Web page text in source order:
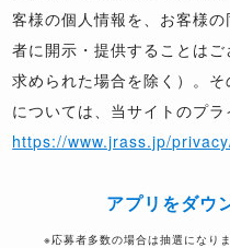
客様の個人情報を、お客様
者に開示・提供することは
求められた場合を除く）。
については、当サイトのプ
https://www.jrass.jp/
アプリをダウ
※応募者多数の場合は抽選になり